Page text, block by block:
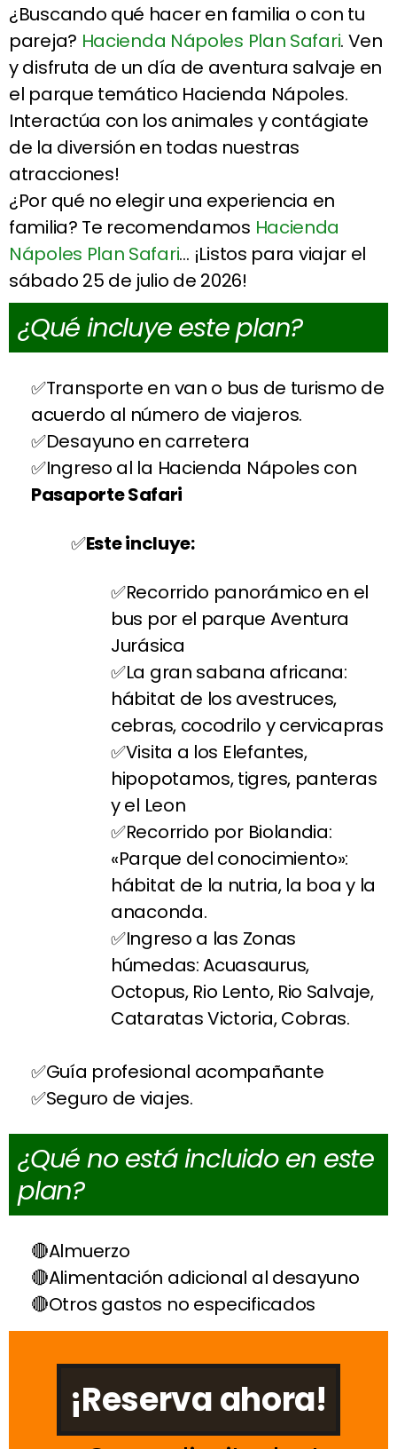
¿Buscando qué hacer en familia o con tu
pareja? Hacienda Nápoles Plan Safari. Ven
y disfruta de un día de aventura salvaje en
el parque temático Hacienda Nápoles.
Interactúa con los animales y contágiate
de la diversión en todas nuestras
atracciones!
¿Por qué no elegir una experiencia en
familia? Te recomendamos Hacienda
Nápoles Plan Safari… ¡Listos para viajar el
sábado 25 de julio de 2026!
¿Qué incluye este plan?
Transporte en van o bus de turismo de
acuerdo al número de viajeros.
Desayuno en carretera
Ingreso al la Hacienda Nápoles con
Pasaporte Safari
Este incluye:
Recorrido panorámico en el
bus por el parque Aventura
Jurásica
La gran sabana africana:
hábitat de los avestruces,
cebras, cocodrilo y cervicapras
Visita a los Elefantes,
hipopotamos, tigres, panteras
y el Leon
Recorrido por Biolandia:
«Parque del conocimiento»:
hábitat de la nutria, la boa y la
anaconda.
Ingreso a las Zonas
húmedas: Acuasaurus,
Octopus, Rio Lento, Rio Salvaje,
Cataratas Victoria, Cobras.
Guía profesional acompañante
Seguro de viajes.
¿Qué no está incluido en este
plan?
Almuerzo
Alimentación adicional al desayuno
Otros gastos no especificados
¡Reserva ahora!